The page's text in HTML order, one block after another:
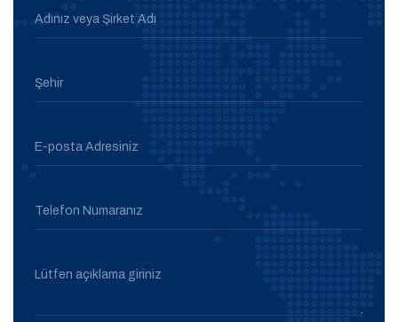
Adınız veya Şirket Adı
Şehir
E-posta Adresiniz
Telefon Numaranız
Lütfen açıklama giriniz